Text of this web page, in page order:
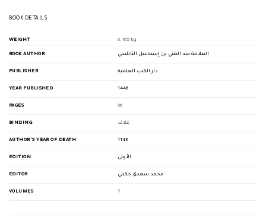
BOOK DETAILS
WEIGHT 0.165 kg
BOOK AUTHOR العلامة عبد الغني بن إسماعيل النابلسي
PUBLISHER دار الكتب العلمية
YEAR PUBLISHED 1446
PAGES 96
BINDING غلاف
AUTHOR'S YEAR OF DEATH 1143
EDITION الأولى
EDITOR محمد سعدي جكنلي
VOLUMES 1